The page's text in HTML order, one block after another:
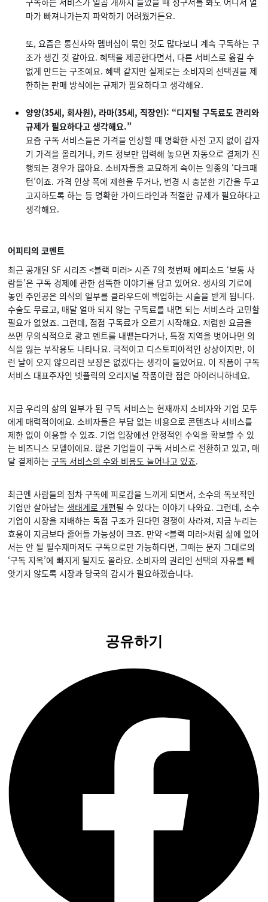
마가 빠져나가는지 파악하기 어려웠거든요.
또, 요즘은 통신사와 멤버십이 묶인 것도 많다보니 계속 구독하는 구
조가 생긴 것 같아요. 혜택을 제공한다면서, 다른 서비스로 옮길 수
없게 만드는 구조예요. 혜택 같지만 실제로는 소비자의 선택권을 제
한하는 판매 방식에는 규제가 필요하다고 생각해요.
양양(35세, 회사원), 라마(35세, 직장인): “디지털 구독료도 관리와
규제가 필요하다고 생각해요.”
요즘 구독 서비스들은 가격을 인상할 때 명확한 사전 고지 없이 갑자
기 가격을 올리거나, 카드 정보만 입력해 놓으면 자동으로 결제가 진
행되는 경우가 많아요. 소비자들을 교묘하게 속이는 일종의 ‘다크패
턴’이죠. 가격 인상 폭에 제한을 두거나, 변경 시 충분한 기간을 두고
고지하도록 하는 등 명확한 가이드라인과 적절한 규제가 필요하다고
생각해요.
어피티의 코멘트
최근 공개된 SF 시리즈 <블랙 미러> 시즌 7의 첫번째 에피소드 ‘보통 사
람들’은 구독 경제에 관한 섬뜩한 이야기를 담고 있어요. 생사의 기로에
놓인 주인공은 의식의 일부를 클라우드에 백업하는 시술을 받게 됩니다.
수술도 무료고, 매달 얼마 되지 않는 구독료를 내면 되는 서비스라 고민할
필요가 없었죠. 그런데, 점점 구독료가 오르기 시작해요. 저렴한 요금을
쓰면 무의식적으로 광고 멘트를 내뱉는다거나, 특정 지역을 벗어나면 의
식을 잃는 부작용도 나타나요. 극적이고 디스토피아적인 상상이지만, 이
런 날이 오지 않으리란 보장은 없겠다는 생각이 들었어요. 이 작품이 구독
서비스 대표주자인 넷플릭의 오리지널 작품이란 점은 아이러니하네요.
지금 우리의 삶의 일부가 된 구독 서비스는 현재까지 소비자와 기업 모두
에게 매력적이에요. 소비자들은 부담 없는 비용으로 콘텐츠나 서비스를
제한 없이 이용할 수 있죠. 기업 입장에선 안정적인 수익을 확보할 수 있
는 비즈니스 모델이에요. 많은 기업들이 구독 서비스로 전환하고 있고, 매
달 결제하는 구독 서비스의 수와 비용도 늘어나고 있죠.
최근엔 사람들의 점차 구독에 피로감을 느끼게 되면서, 소수의 독보적인
기업만 살아남는 생태계로 개편될 수 있다는 이야기 나와요. 그런데, 소수
기업이 시장을 지배하는 독점 구조가 된다면 경쟁이 사라져, 지금 누리는
효용이 지금보다 줄어들 가능성이 크죠. 만약 <블랙 미러>처럼 삶에 없어
서는 안 될 필수재마저도 구독으로만 가능하다면, 그때는 문자 그대로의
‘구독 지옥’에 빠지게 될지도 몰라요. 소비자의 권리인 선택의 자유를 빼
앗기지 않도록 시장과 당국의 감시가 필요하겠습니다.
공유하기